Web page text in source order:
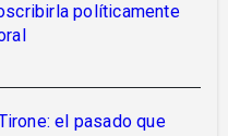
políticamente
el pasado que